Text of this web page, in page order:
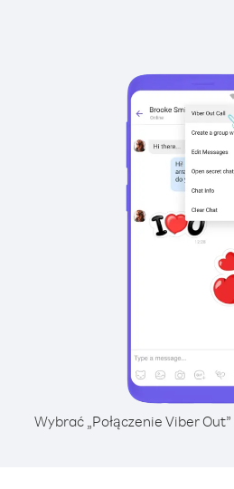
Wybrać „Połączenie Viber